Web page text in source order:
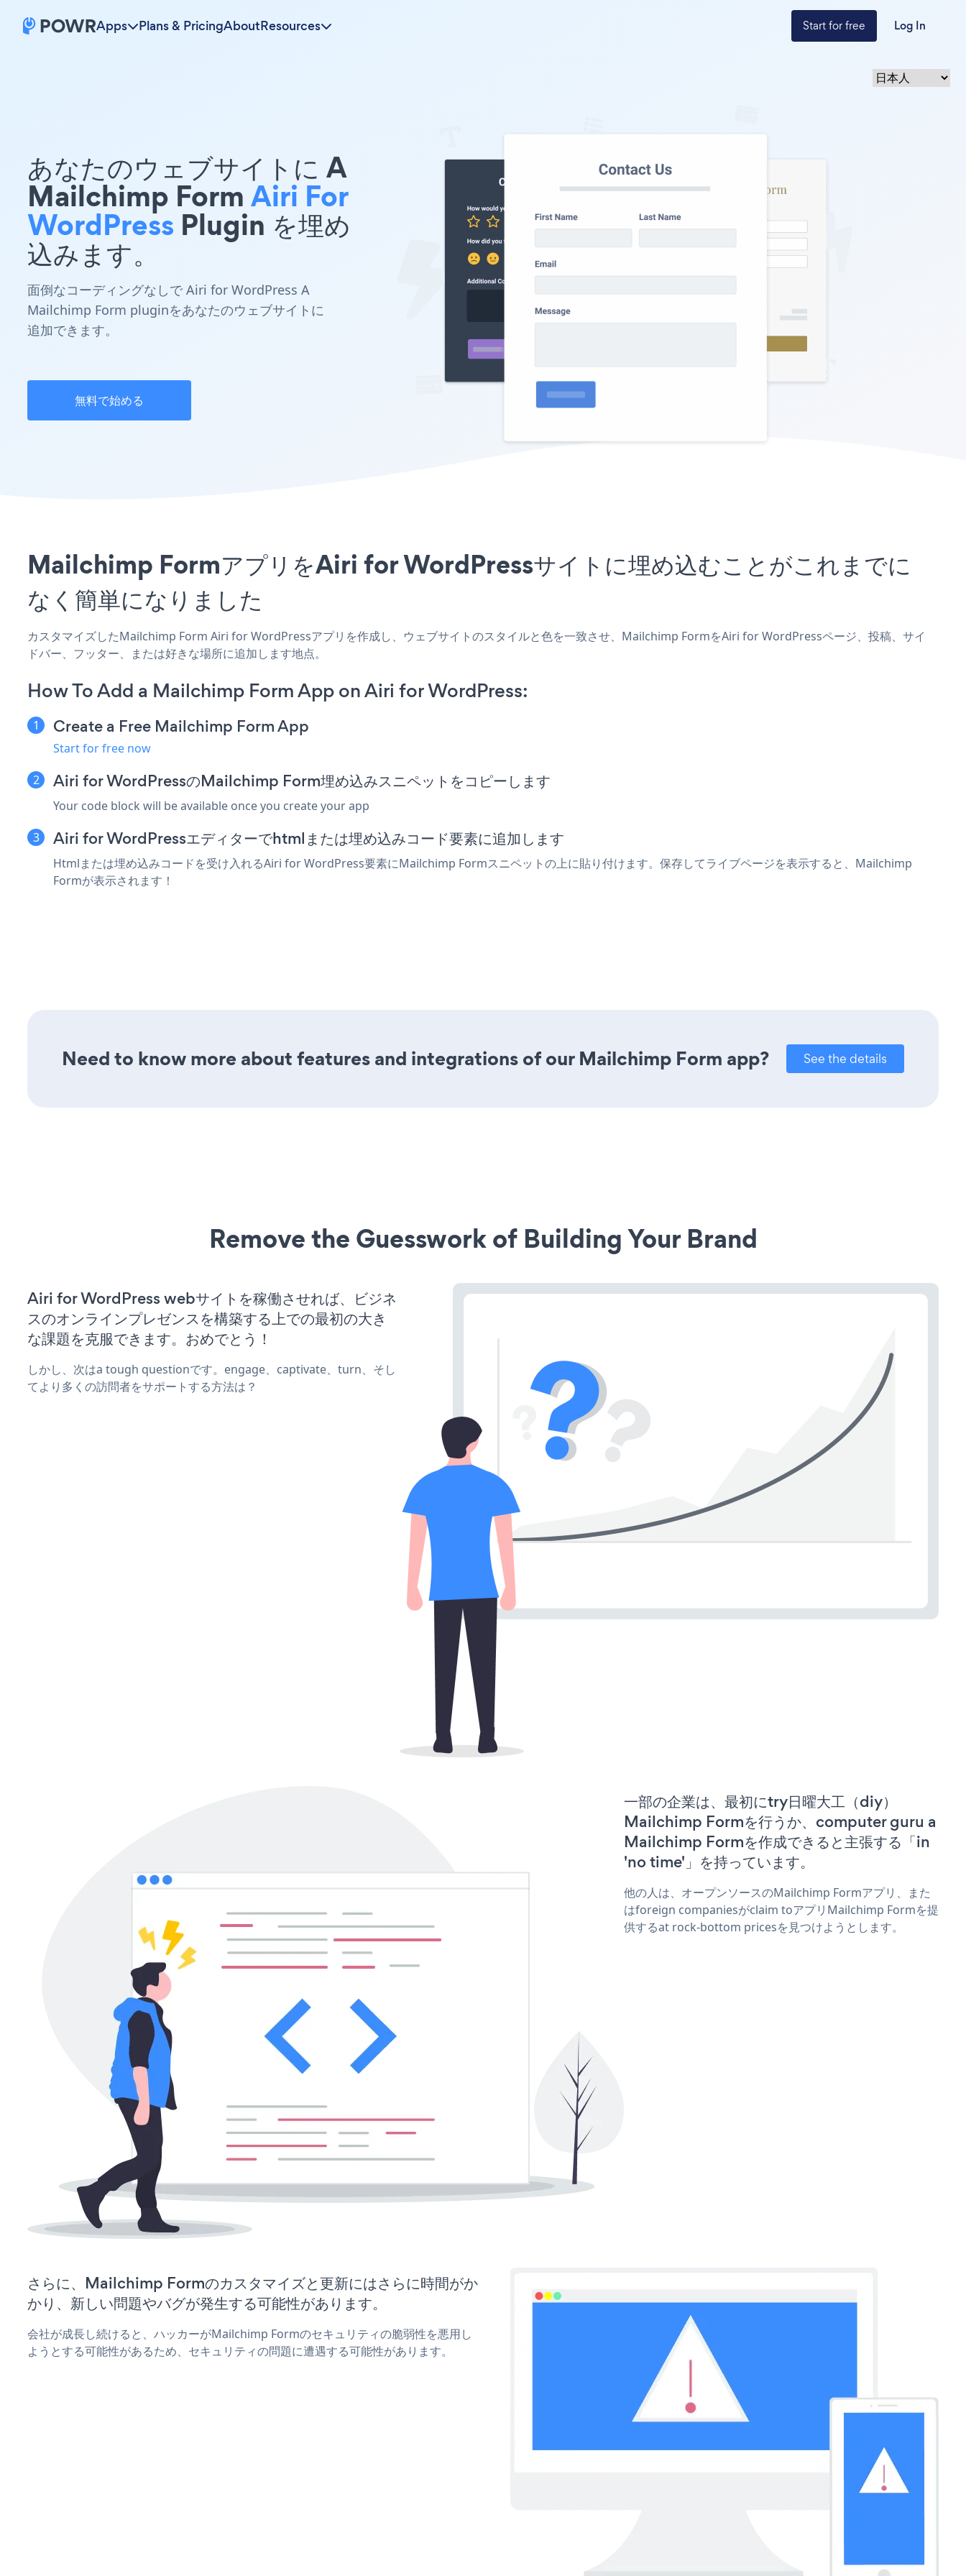
Apps Plans & PricingAboutResources Start for free Log In
あなたのウェブサイトに A
Mailchimp FormAiri For
WordPress Plugin を埋め
込みます。
面倒なコーディングなしで Airi for WordPress A
Mailchimp Form pluginをあなたのウェブサイトに
追加できます。
無料で始める
Mailchimp FormアプリをAiri for WordPressサイトに埋め込むことがこれまでに
なく簡単になりました
カスタマイズしたMailchimp Form Airi for WordPressアプリを作成し、ウェブサイトのスタイルと色を一致させ、Mailchimp FormをAiri for WordPressページ、投稿、サイ
ドバー、フッター、または好きな場所に追加します地点。
How To Add a Mailchimp Form App on Airi for WordPress:
Create a Free Mailchimp Form App
Start for free now
Airi for WordPressのMailchimp Form埋め込みスニペットをコピーします
Your code block will be available once you create your app
Airi for WordPressエディターでhtmlまたは埋め込みコード要素に追加します
Htmlまたは埋め込みコードを受け入れるAiri for WordPress要素にMailchimp Formスニペットの上に貼り付けます。保存してライブページを表示すると、Mailchimp
Formが表示されます！
Need to know more about features and integrations of our Mailchimp Form app? See the details
Remove the Guesswork of Building Your Brand
Airi for WordPress webサイトを稼働させれば、ビジネ
スのオンラインプレゼンスを構築する上での最初の大き
な課題を克服できます。おめでとう！
しかし、次はa tough questionです。engage、captivate、turn、そし
てより多くの訪問者をサポートする方法は？
一部の企業は、最初にtry日曜大工（diy）
Mailchimp Formを行うか、computer guru a
Mailchimp Formを作成できると主張する「in
'no time'」を持っています。
他の人は、オープンソースのMailchimp Formアプリ、また
はforeign companiesがclaim toアプリMailchimp Formを提
供するat rock-bottom pricesを見つけようとします。
さらに、Mailchimp Formのカスタマイズと更新にはさらに時間がか
かり、新しい問題やバグが発生する可能性があります。
会社が成長し続けると、ハッカーがMailchimp Formのセキュリティの脆弱性を悪用し
ようとする可能性があるため、セキュリティの問題に遭遇する可能性があります。